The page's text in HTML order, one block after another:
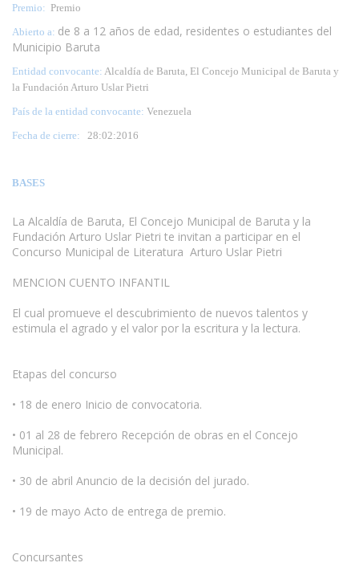
Premio: Premio
Abierto a: de 8 a 12 años de edad, residentes o estudiantes del
Municipio Baruta
Entidad convocante: Alcaldía de Baruta, El Concejo Municipal de Baruta y
la Fundación Arturo Uslar Pietri
País de la entidad convocante: Venezuela
Fecha de cierre: 28:02:2016
BASES
La Alcaldía de Baruta, El Concejo Municipal de Baruta y la
Fundación Arturo Uslar Pietri te invitan a participar en el
Concurso Municipal de Literatura Arturo Uslar Pietri
MENCION CUENTO INFANTIL
El cual promueve el descubrimiento de nuevos talentos y
estimula el agrado y el valor por la escritura y la lectura.
Etapas del concurso
• 18 de enero Inicio de convocatoria.
• 01 al 28 de febrero Recepción de obras en el Concejo
Municipal.
• 30 de abril Anuncio de la decisión del jurado.
• 19 de mayo Acto de entrega de premio.
Concursantes